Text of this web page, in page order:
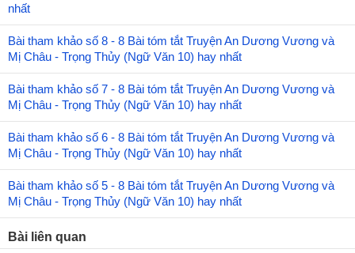
nhất
Bài tham khảo số 8 - 8 Bài tóm tắt Truyện An Dương Vương và
Mị Châu - Trọng Thủy (Ngữ Văn 10) hay nhất
Bài tham khảo số 7 - 8 Bài tóm tắt Truyện An Dương Vương và
Mị Châu - Trọng Thủy (Ngữ Văn 10) hay nhất
Bài tham khảo số 6 - 8 Bài tóm tắt Truyện An Dương Vương và
Mị Châu - Trọng Thủy (Ngữ Văn 10) hay nhất
Bài tham khảo số 5 - 8 Bài tóm tắt Truyện An Dương Vương và
Mị Châu - Trọng Thủy (Ngữ Văn 10) hay nhất
Bài liên quan